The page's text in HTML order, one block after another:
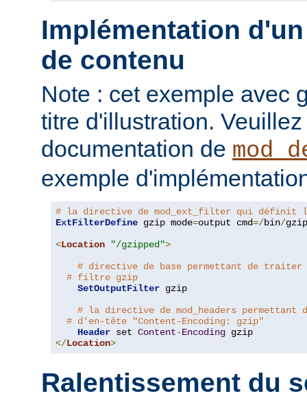
Implémentation
de contenu
Note : cet exemple avec
titre d'illustration.
documentation de
exemple
# la directive de mod_ext_filter qui définit
ExtFilterDefine gzip mode=output cmd=/bin/gzip
<Location "/gzipped">
# directive de base permettant de
# filtre gzip
SetOutputFilter gzip
# la directive de mod_headers permettant
# d'en-tête "Content-Encoding: gzip"
Header set Content-Encoding
</Location>
Ralentissement du